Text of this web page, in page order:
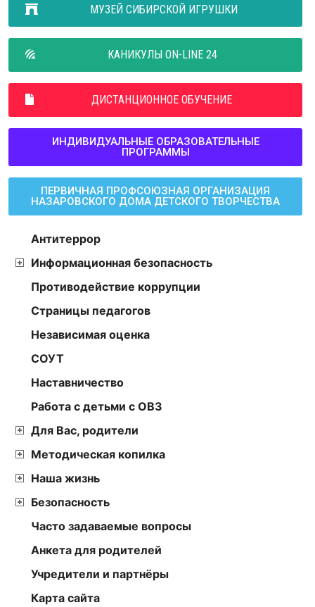
МУЗЕЙ СИБИРСКОЙ ИГРУШКИ
КАНИКУЛЫ ON-LINE 24
ДИСТАНЦИОННОЕ ОБУЧЕНИЕ
ИНДИВИДУАЛЬНЫЕ ОБРАЗОВАТЕЛЬНЫЕ
ПРОГРАММЫ
ПЕРВИЧНАЯ ПРОФСОЮЗНАЯ ОРГАНИЗАЦИЯ
НАЗАРОВСКОГО ДОМА ДЕТСКОГО ТВОРЧЕСТВА
Антитеррор
Информационная безопасность
Противодействие коррупции
Страницы педагогов
Независимая оценка
СОУТ
Наставничество
Работа с детьми с ОВЗ
Для Вас, родители
Методическая копилка
Наша жизнь
Безопасность
Часто задаваемые вопросы
Анкета для родителей
Учредители и партнёры
Карта сайта